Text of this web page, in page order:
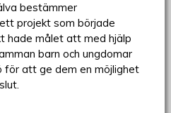
bestämmer
projekt som började
hade målet att med hjälp
barn och ungdomar
att ge dem en möjlighet